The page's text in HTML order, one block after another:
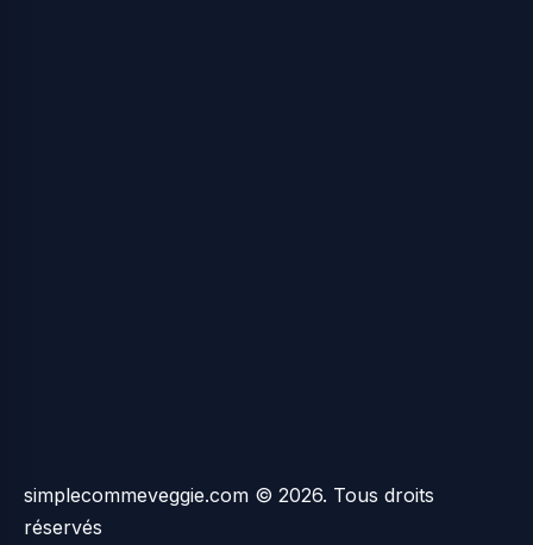
simplecommeveggie.com © 2026. Tous droits
réservés